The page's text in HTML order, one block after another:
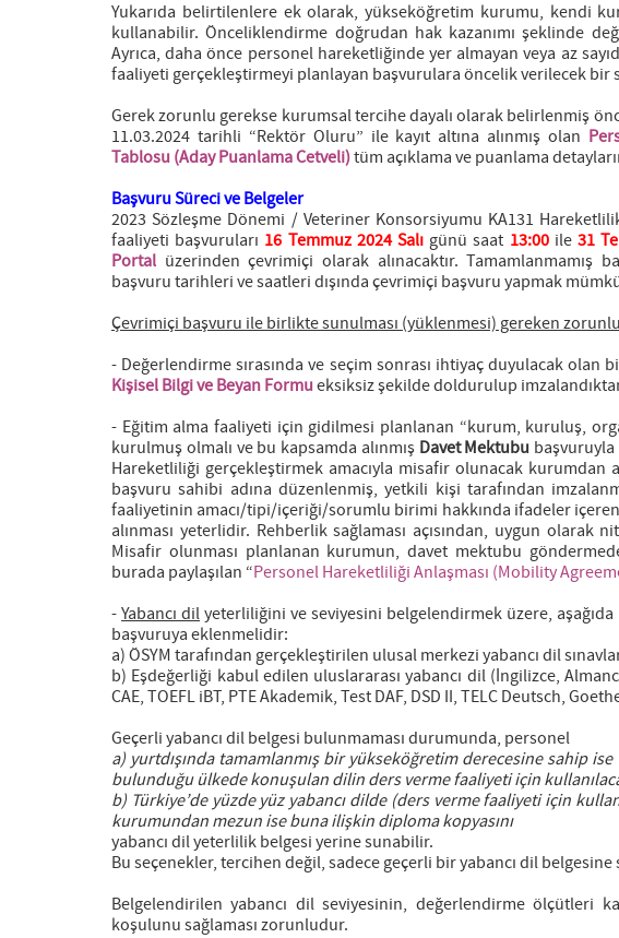
Yukarıda belirtilenlere ek olarak, yükseköğretim kurumu, kendi
kullanabilir. Önceliklendirme doğrudan hak kazanımı şeklinde
Ayrıca, daha önce personel hareketliğinde yer almayan veya az
faaliyeti gerçekleştirmeyi planlayan başvurulara öncelik verilecek
Gerek zorunlu gerekse kurumsal tercihe dayalı olarak belirlenmiş
11.03.2024 tarihli “Rektör Oluru” ile kayıt altına alınmış olan
Tablosu (Aday Puanlama Cetveli)tüm açıklama ve puanlama
Başvuru Süreci ve Belgeler
2023 Sözleşme Dönemi / Veteriner Konsorsiyumu KA131
faaliyeti başvuruları 16 Temmuz 2024 Salı günü saat 13:00 ile 31
Portal üzerinden çevrimiçi olarak alınacaktır. Tamamlanmamış
başvuru tarihleri ve saatleri dışında çevrimiçi başvuru yapmak
Çevrimiçi başvuru ile birlikte sunulması (yüklenmesi) gereken
- Değerlendirme sırasında ve seçim sonrası ihtiyaç duyulacak olan
Kişisel Bilgi ve Beyan Formueksiksiz şekilde doldurulup
- Eğitim alma faaliyeti için gidilmesi planlanan “kurum, kuruluş,
kurulmuş olmalı ve bu kapsamda alınmış Davet Mektubu
Hareketliliği gerçekleştirmek amacıyla misafir olunacak kurumdan
başvuru sahibi adına düzenlenmiş, yetkili kişi tarafından
faaliyetinin amacı/tipi/içeriği/sorumlu birimi hakkında ifadeler
alınması yeterlidir. Rehberlik sağlaması açısından, uygun
Misafir olunması planlanan kurumun, davet mektubu
burada paylaşılan “Personel Hareketliliği Anlaşması (Mobility
-Yabancı dilyeterliliğini ve seviyesini belgelendirmek üzere,
başvuruya eklenmelidir:
a) ÖSYM tarafından gerçekleştirilen ulusal merkezi yabancı dil
b) Eşdeğerliği kabul edilen uluslararası yabancı dil (İngilizce,
CAE, TOEFL iBT, PTE Akademik, Test DAF, DSD II, TELC Deutsch,
Geçerli yabancı dil belgesi bulunmaması durumunda, personel
a) yurtdışında tamamlanmış bir yükseköğretim derecesine sahip
bulunduğu ülkede konuşulan dilin ders verme faaliyeti için
b) Türkiye’de yüzde yüz yabancı dilde (ders verme faaliyeti için
kurumundan mezun ise buna ilişkin diploma kopyasını
yabancı dil yeterlilik belgesi yerine sunabilir.
Bu seçenekler, tercihen değil, sadece geçerli bir yabancı dil
Belgelendirilen yabancı dil seviyesinin, değerlendirme ölçütleri
koşulunu sağlaması zorunludur.